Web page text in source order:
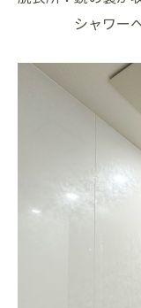
シャワーヘッ